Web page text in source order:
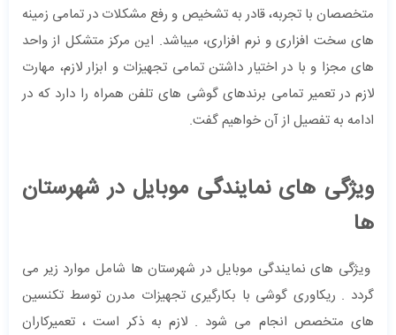
متخصصان با تجربه، قادر به تشخیص و رفع مشکلات در تمامی زمینه
های سخت افزاری و نرم افزاری، میباشد. این مرکز متشکل از واحد
های مجزا و با در اختیار داشتن تمامی تجهیزات و ابزار لازم، مهارت
لازم در تعمیر تمامی برندهای گوشی های تلفن همراه را دارد که در
ادامه به تفصیل از آن خواهیم گفت.
ویژگی های نمایندگی موبایل در شهرستان
ها
ویژگی های نمایندگی موبایل در شهرستان ها شامل موارد زیر می
گردد . ریکاوری گوشی با بکارگیری تجهیزات مدرن توسط تکنسین
های متخصص انجام می شود . لازم به ذکر است ، تعمیرکاران